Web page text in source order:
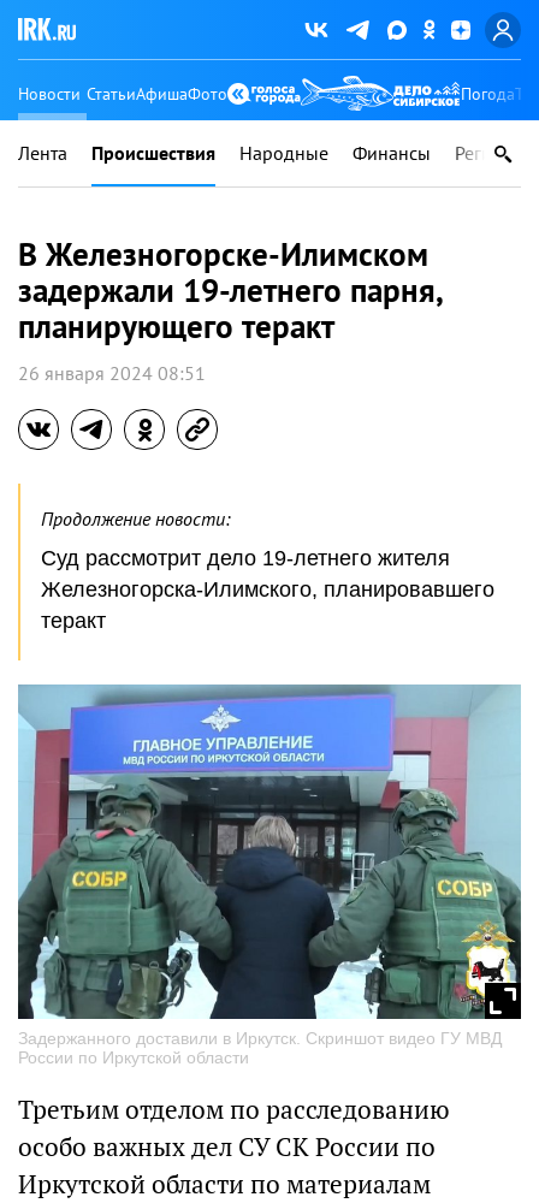
Новости СтатьиАфишаФото Погода
Лента Происшествия Народные Финансы Регионы
В Железногорске-Илимском
задержали 19-летнего парня,
планирующего теракт
26 января 2024 08:51
Продолжение новости:
Суд рассмотрит дело 19-летнего жителя
Железногорска-Илимского, планировавшего
теракт
Задержанного доставили в Иркутск. Скриншот видео ГУ МВД
России по Иркутской области
Третьим отделом по расследованию
особо важных дел СУ СК России по
Иркутской области по материалам